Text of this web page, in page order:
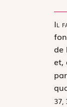
Il
de
et,
37,